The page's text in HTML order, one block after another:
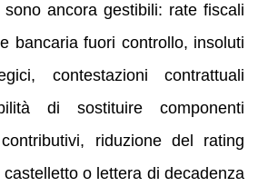
sono ancora gestibili: rate fiscali
bancaria fuori controllo, insoluti
contestazioni contrattuali
di sostituire componenti
riduzione del rating
o lettera di decadenza